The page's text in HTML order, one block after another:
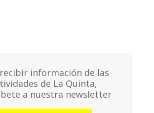
información de las
de La Quinta,
a nuestra newsletter